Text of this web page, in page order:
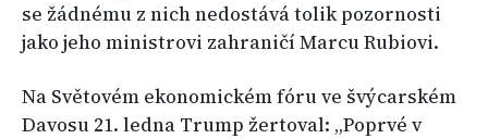
se žádnému z nich nedostává tolik pozornosti
jako jeho ministrovi zahraničí Marcu Rubiovi.
Na Světovém ekonomickém fóru ve švýcarském
Davosu 21. ledna Trump žertoval: „Poprvé v